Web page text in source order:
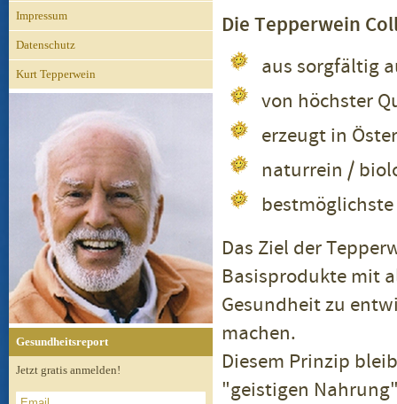
Impressum
Datenschutz
Kurt Tepperwein
Gesundheitsreport
Jetzt gratis anmelden!
Die Tepperwein
aus sorgfältig
von höchster
erzeugt in
naturrein /
Das Ziel der
Basisprodukte mit
Gesundheit zu
machen.
Diesem Prinzip
"geistigen